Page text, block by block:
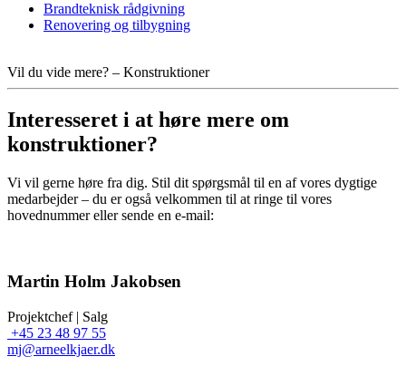
Brandteknisk rådgivning
Renovering og tilbygning
Vil du vide mere? – Konstruktioner
Interesseret i at høre mere om
konstruktioner?
Vi vil gerne høre fra dig. Stil dit spørgsmål til en af vores dygtige
medarbejder – du er også velkommen til at ringe til vores
hovednummer eller sende en e-mail:
Martin Holm Jakobsen
Projektchef | Salg
+45 23 48 97 55
mj@arneelkjaer.dk